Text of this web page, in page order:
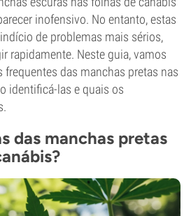
inofensivo. No entanto, estas
de problemas mais sérios,
rapidamente. Neste guia, vamos
frequentes das manchas pretas nas
identificá-las e quais os
das manchas pretas